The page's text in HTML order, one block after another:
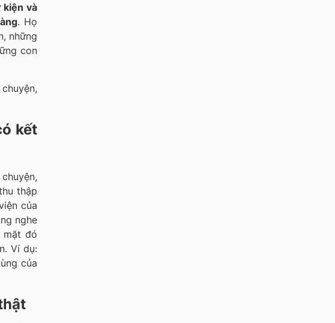
kiện và
. Họ
những
con
kết
thập
của
nghe
mặt đó
Ví dụ:
của